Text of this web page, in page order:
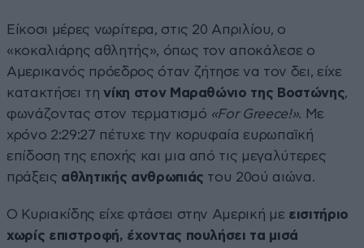
Είκοσι μέρες νωρίτερα, στις 20 Απριλίου, ο
«κοκαλιάρης αθλητής», όπως τον αποκάλεσε ο
Αμερικανός πρόεδρος όταν ζήτησε να τον δει, είχε
κατακτήσει τηνίκη στον Μαραθώνιο της Βοστώνης,
φωνάζοντας στον τερματισμό «For Greece!». Με
χρόνο 2:29:27 πέτυχε την κορυφαία ευρωπαϊκή
επίδοση της εποχής και μια από τις μεγαλύτερες
πράξεις αθλητικής ανθρωπιάς του 20ού αιώνα.
Ο Κυριακίδης είχε φτάσει στην Αμερική με εισιτήριο
χωρίς επιστροφή, έχοντας πουλήσει τα μισά